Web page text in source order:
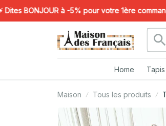
BONJOUR à -5% pour votre 1ère commande !
Home
Maison Tous les produits